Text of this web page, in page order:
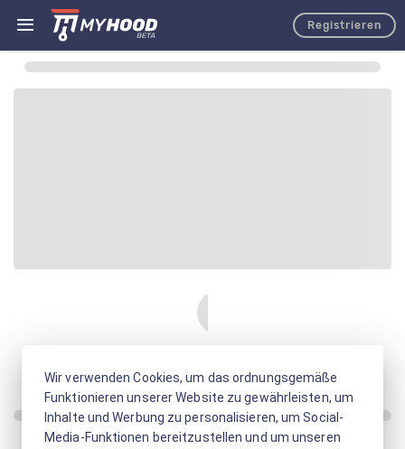
Registrieren
Wir verwenden Cookies, um das ordnungsgemäße
Funktionieren unserer Website zu gewährleisten, um
Inhalte und Werbung zu personalisieren, um Social-
Media-Funktionen bereitzustellen und um unseren